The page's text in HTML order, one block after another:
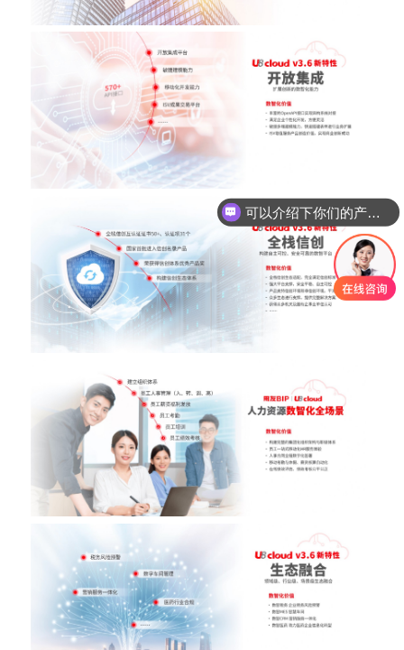
可以介绍下你们的产品么？
你们是怎么收费的呢？